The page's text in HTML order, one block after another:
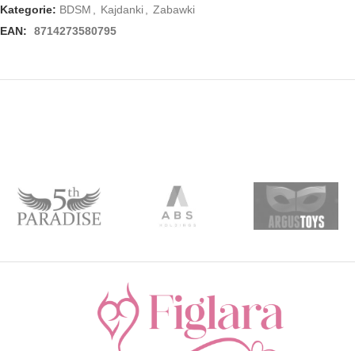
Kategorie: BDSM , Kajdanki, Zabawki
EAN:
8714273580795